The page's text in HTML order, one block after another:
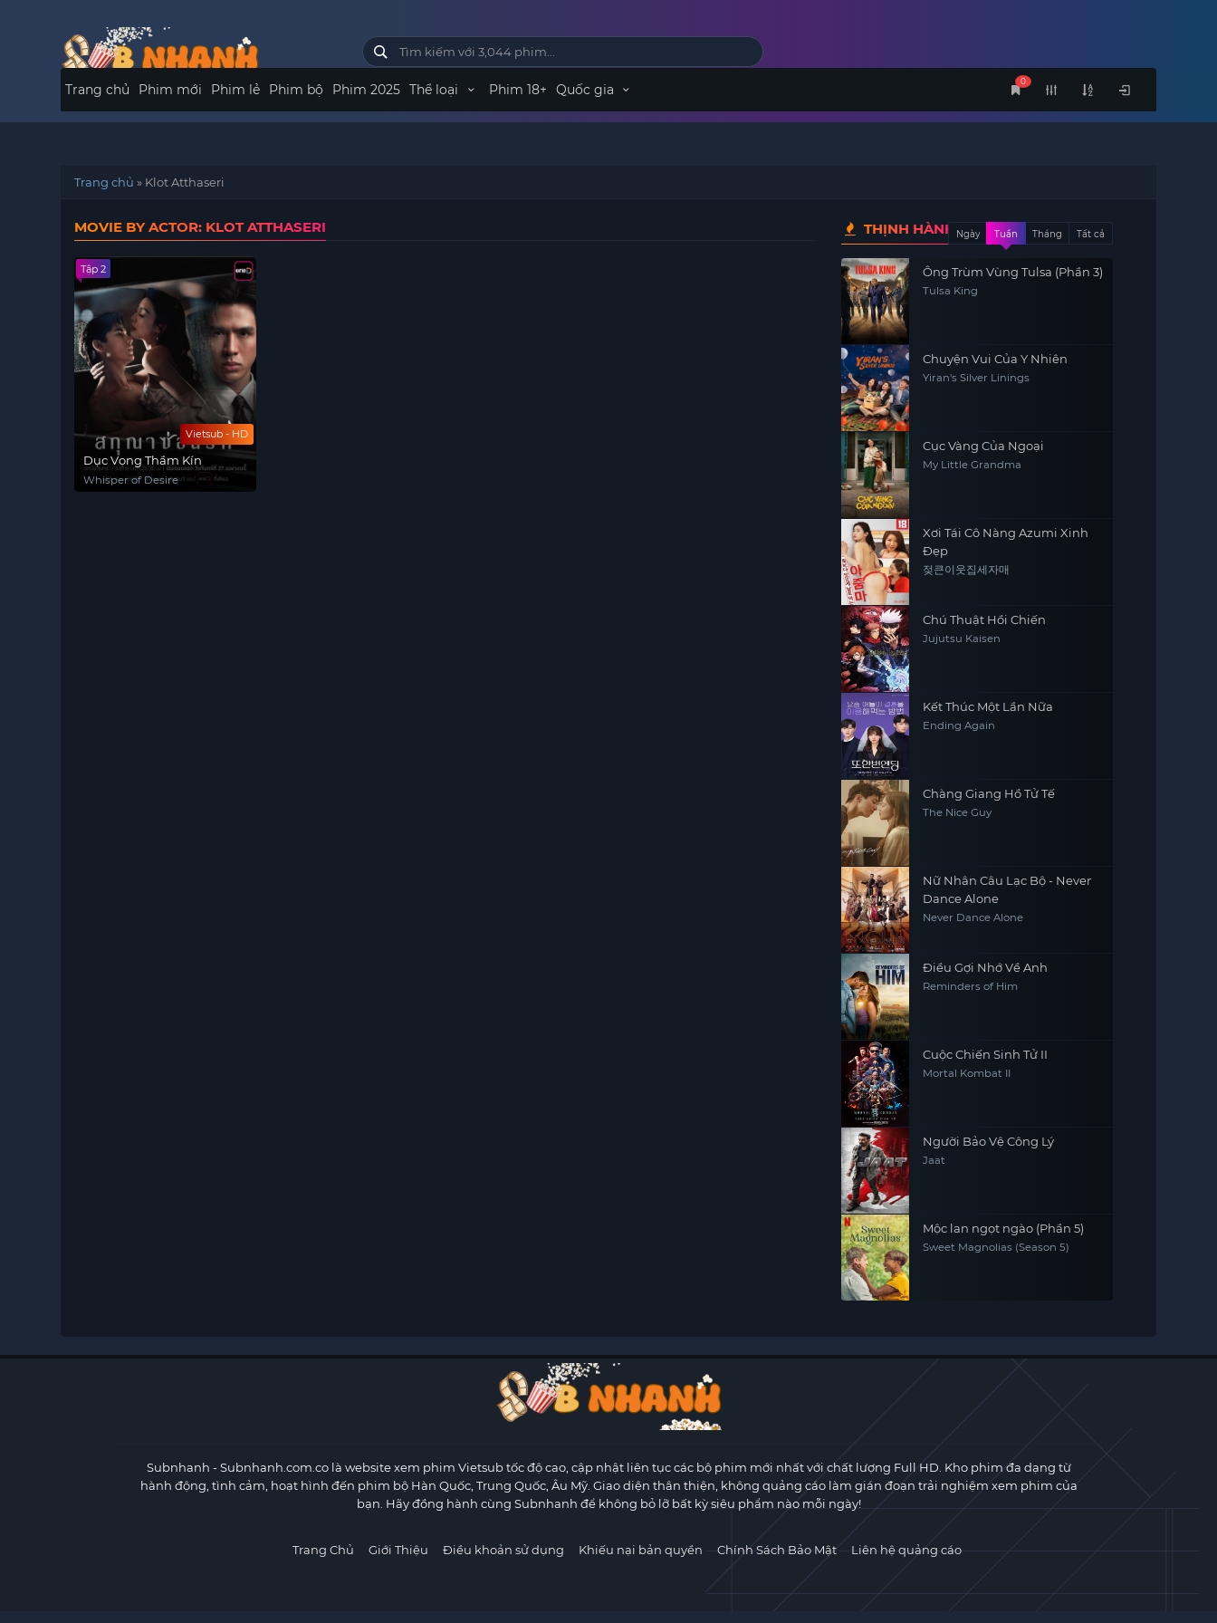
0
Trang chủ Phim mới Phim lẻ Phim bộ Phim 2025 Thể loại Phim 18+ Quốc gia
Trang chủ » Klot Atthaseri
MOVIE BY ACTOR: KLOT ATTHASERI
Vietsub - HD
Tập 2
Dục Vọng Thầm Kín
Whisper of Desire
THỊNH HÀNHNgày Tuần Tháng Tất cả
Ông Trùm Vùng Tulsa (Phần 3)
Tulsa King
Chuyện Vui Của Y Nhiên
Yiran's Silver Linings
Cục Vàng Của Ngoại
My Little Grandma
Xơi Tái Cô Nàng Azumi Xinh
Đẹp
젖큰이웃집세자매
Chú Thuật Hồi Chiến
Jujutsu Kaisen
Kết Thúc Một Lần Nữa
Ending Again
Chàng Giang Hồ Tử Tế
The Nice Guy
Nữ Nhân Câu Lạc Bộ - Never
Dance Alone
Never Dance Alone
Điều Gợi Nhớ Về Anh
Reminders of Him
Cuộc Chiến Sinh Tử II
Mortal Kombat II
Người Bảo Vệ Công Lý
Jaat
Mộc lan ngọt ngào (Phần 5)
Sweet Magnolias (Season 5)
Subnhanh - Subnhanh.com.co là website xem phim Vietsub tốc độ cao, cập nhật liên tục các bộ phim mới nhất với chất lượng Full HD. Kho phim đa dạng từ
hành động, tình cảm, hoạt hình đến phim bộ Hàn Quốc, Trung Quốc, Âu Mỹ. Giao diện thân thiện, không quảng cáo làm gián đoạn trải nghiệm xem phim của
bạn. Hãy đồng hành cùng Subnhanh để không bỏ lỡ bất kỳ siêu phẩm nào mỗi ngày!
Trang Chủ Giới Thiệu Điều khoản sử dụng Khiếu nại bản quyền Chính Sách Bảo Mật Liên hệ quảng cáo